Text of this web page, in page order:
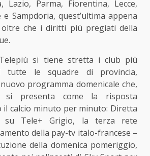
Lazio, Parma, Fiorentina, Lecce,
e Sampdoria, quest’ultima appena
che i diritti più pregiati della
si tiene stretta i club più
tutte le squadre di provincia,
programma domenicale che,
si presenta come la risposta
il calcio minuto per minuto: Diretta
Tele+ Grigio, la terza rete
della pay-tv italo-francese –
della domenica pomeriggio,